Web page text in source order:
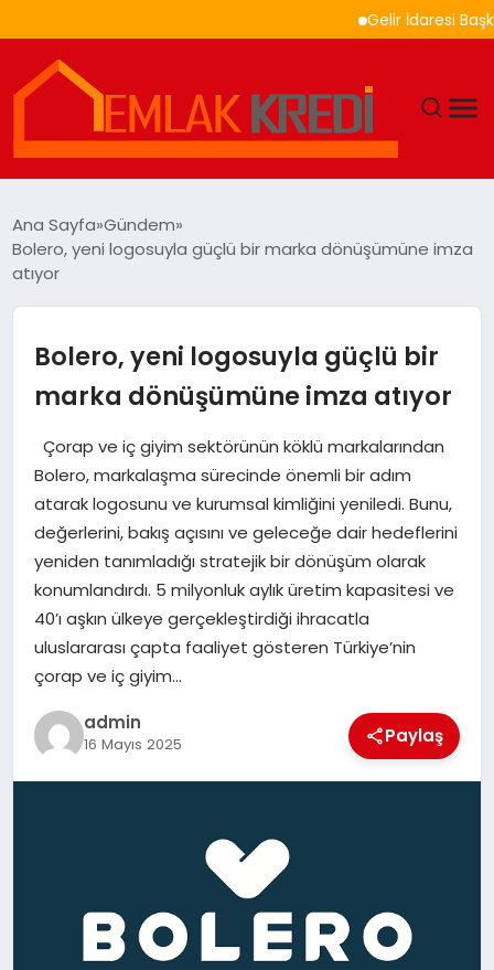
Gelir İdaresi Başkanlığı
EKONOMI
SAĞLIK
SIYASET
SPOR
TEKNOLOJI
YAŞAM
Ana Sayfa Gündem
Bolero, yeni logosuyla güçlü bir marka dönüşümüne imza
atıyor
Bolero, yeni logosuyla güçlü bir
marka dönüşümüne imza atıyor
Çorap ve iç giyim sektörünün köklü markalarından
Bolero, markalaşma sürecinde önemli bir adım
atarak logosunu ve kurumsal kimliğini yeniledi. Bunu,
değerlerini, bakış açısını ve geleceğe dair hedeflerini
yeniden tanımladığı stratejik bir dönüşüm olarak
konumlandırdı. 5 milyonluk aylık üretim kapasitesi ve
40’ı aşkın ülkeye gerçekleştirdiği ihracatla
uluslararası çapta faaliyet gösteren Türkiye’nin
çorap ve iç giyim…
admin
16 Mayıs 2025 Paylaş